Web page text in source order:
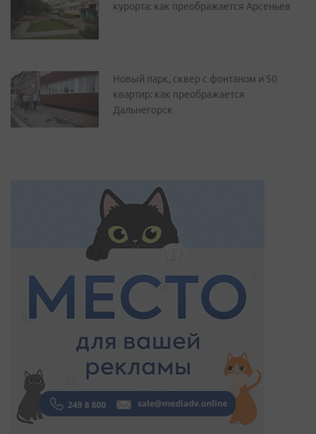
курорта: как преображается Арсеньев
Новый парк, сквер с фонтаном и 50
квартир: как преображается
Дальнегорск